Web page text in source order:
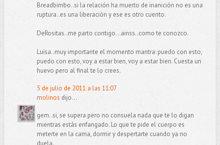
Breadbimbo..si la relación ha muerto de inanición no es una
ruptura..es una liberación y ese es otro cuento.
DeRositas..me parto contigo...ainss..como te conozco.
Luisa..muy importante el momento mantra: puedo con esto,
puedo con esto, voy a estar bien, voy a estar bien. Cuesta un
huevo pero al final te lo crees.
5 de julio de 2011 a las 11:07
molinos dijo...
gem..si, se supera pero no consuela nada que te lo digan
mientras estás enfangado. Lo que te pide el cuerpo es
meterte en la cama, dormir y despertarte cuando ya no
duela.